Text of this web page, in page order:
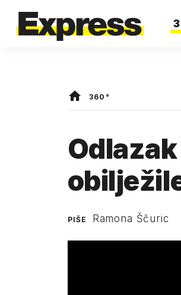
360°
PIŠE Ramona Ščuric